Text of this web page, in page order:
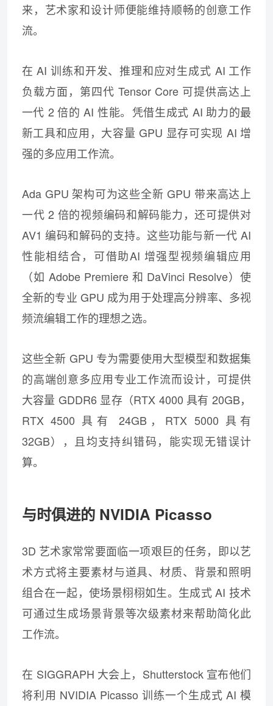
来，艺术家和设计师便能维持顺畅的创意工作
流。
在 AI 训练和开发、推理和应对生成式 AI 工作
负载方面，第四代 Tensor Core 可提供高达上
一代 2 倍的 AI 性能。‌凭借生成式 AI 助力的最
新工具和应用，大容量 GPU 显存可实现 AI 增
强的多应用工作流。
Ada GPU 架构可为这些全新 GPU 带来高达上
一代 2 倍的视频编码和解码能力，还可提供对
AV1 编码和解码的支持。这些功能与新一代 AI
性能相结合，可借助AI 增强型视频编辑应用
（如 Adobe Premiere 和 DaVinci Resolve）使
全新的专业 GPU 成为用于处理高分辨率、多视
频流编辑工作的理想之选。
这些全新 GPU 专为需要使用大型模型和数据集
的高端创意多应用专业工作流而设计，可提供
大容量 GDDR6 显存（RTX 4000 具有 20GB，
RTX 4500 具有 24GB，RTX 5000 具有
32GB），且均支持纠错码，能实现无错误计
算。
与时俱进的 NVIDIA Picasso
3D 艺术家常常要面临一项艰巨的任务，即以艺
术方式将主要素材与道具、材质、背景和照明
组合在一起，使场景栩栩如生。生成式 AI 技术
可通过生成场景背景等次级素材来帮助简化此
工作流。
在 SIGGRAPH 大会上，Shutterstock 宣布他们
将利用 NVIDIA Picasso 训练一个生成式 AI 模